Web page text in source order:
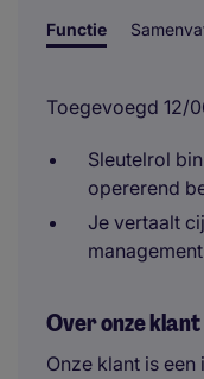
Functie
Toegevoegd 12/
Sleutelrol
opererend
Je vertaalt
management
Over onze klant
Onze klant is